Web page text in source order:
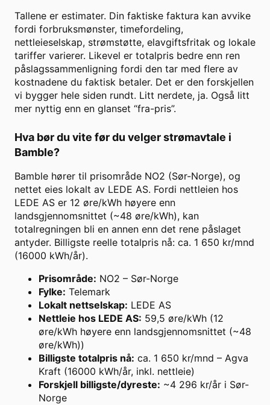
Tallene er estimater. Din faktiske faktura kan avvike
fordi forbruksmønster, timefordeling,
nettleieselskap, strømstøtte, elavgiftsfritak og lokale
tariffer varierer. Likevel er totalpris bedre enn ren
påslagssammenligning fordi den tar med flere av
kostnadene du faktisk betaler. Det er den forskjellen
vi bygger hele siden rundt. Litt nerdete, ja. Også litt
mer nyttig enn en glanset “fra-pris”.
Hva bør du vite før du velger strømavtale i
Bamble?
Bamble hører til prisområde NO2 (Sør-Norge), og
nettet eies lokalt av LEDE AS. Fordi nettleien hos
LEDE AS er 12 øre/kWh høyere enn
landsgjennomsnittet (~48 øre/kWh), kan
totalregningen bli en annen enn det rene påslaget
antyder. Billigste reelle totalpris nå: ca. 1 650 kr/mnd
(16000 kWh/år).
Prisområde: NO2 – Sør-Norge
Fylke: Telemark
Lokalt nettselskap: LEDE AS
Nettleie hos LEDE AS: 59,5 øre/kWh (12
øre/kWh høyere enn landsgjennomsnittet (~48
øre/kWh))
Billigste totalpris nå: ca. 1 650 kr/mnd – Agva
Kraft (16000 kWh/år, inkl. nettleie)
Forskjell billigste/dyreste: ~4 296 kr/år i Sør-
Norge